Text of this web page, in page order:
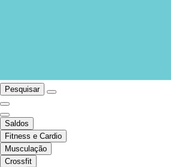
Pesquisar
Saldos
Fitness e Cardio
Musculação
Crossfit